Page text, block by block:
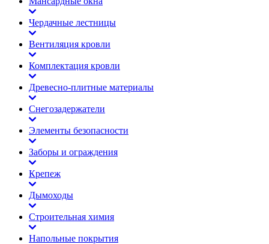
Чердачные лестницы
Вентиляция кровли
Комплектация кровли
Древесно-плитные материалы
Снегозадержатели
Элементы безопасности
Заборы и ограждения
Крепеж
Дымоходы
Строительная химия
Напольные покрытия